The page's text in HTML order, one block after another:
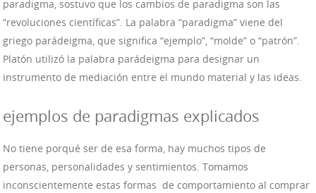
paradigma, sostuvo que los cambios de paradigma son las
“revoluciones científicas”. La palabra “paradigma” viene del
griego parádeigma, que significa “ejemplo”, “molde” o “patrón”.
Platón utilizó la palabra parádeigma para designar un
instrumento de mediación entre el mundo material y las ideas.
ejemplos de paradigmas explicados
No tiene porqué ser de esa forma, hay muchos tipos de
personas, personalidades y sentimientos. Tomamos
inconscientemente estas formas de comportamiento al comprar